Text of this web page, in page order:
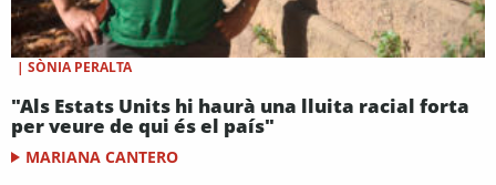
| SÒNIA PERALTA
"Als Estats Units hi haurà una lluita racial forta
per veure de qui és el país"
MARIANA CANTERO